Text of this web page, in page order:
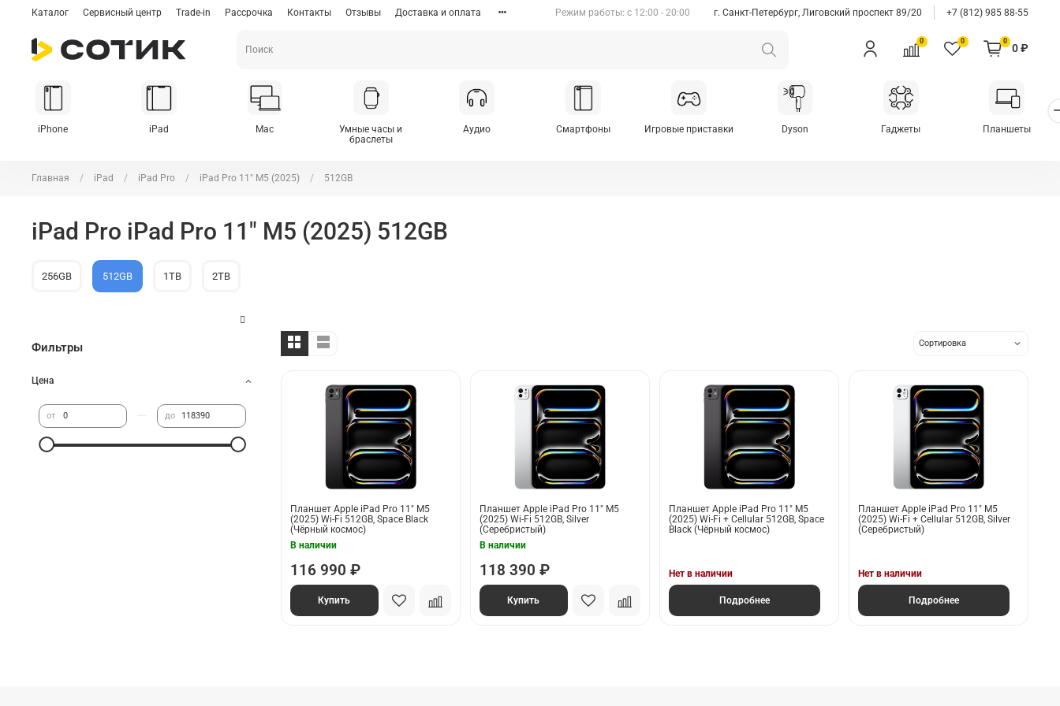
Каталог Сервисный центр Trade-in Рассрочка Контакты Отзывы Доставка и оплата Режим работы: c 12:00 - 20:00 г. Санкт-Петербург, Лиговский проспект 89/20 +7 (812) 985 88-55
0 0 0
0 ₽
iPhone iPad Mac
Умные часы и
браслеты
Аудио Смартфоны Игровые приставки Dyson Гаджеты Планшеты
Главная iPad iPad Pro iPad Pro 11" M5 (2025) 512GB
iPad Pro iPad Pro 11" M5 (2025) 512GB
256GB 512GB 1TB 2TB
Планшет Apple iPad Pro 11" M5
(2025) Wi-Fi 512GB, Space Black
(Чёрный космос)
В наличии
116 990 ₽
Купить
Планшет Apple iPad Pro 11" M5
(2025) Wi-Fi 512GB, Silver
(Серебристый)
В наличии
118 390 ₽
Купить
Планшет Apple iPad Pro 11" M5
(2025) Wi-Fi + Cellular 512GB, Space
Black (Чёрный космос)
Нет в наличии
Подробнее
Планшет Apple iPad Pro 11" M5
(2025) Wi-Fi + Cellular 512GB, Silver
(Серебристый)
Нет в наличии
Подробнее
Фильтры
Цена
от до